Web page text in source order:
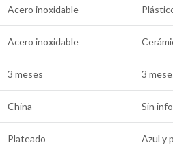
Acero inoxidable
Acero inoxidable
3 meses 3
China Sin
Plateado Azul y